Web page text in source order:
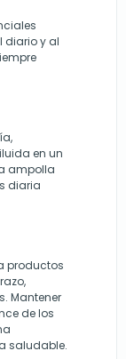
diario y al
en un
ampolla
diaria
productos
Mantener
de los
saludable.